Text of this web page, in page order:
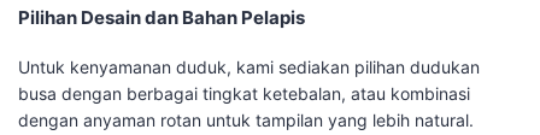
Pilihan Desain dan Bahan Pelapis
Untuk kenyamanan duduk, kami sediakan pilihan dudukan
busa dengan berbagai tingkat ketebalan, atau kombinasi
dengan anyaman rotan untuk tampilan yang lebih natural.